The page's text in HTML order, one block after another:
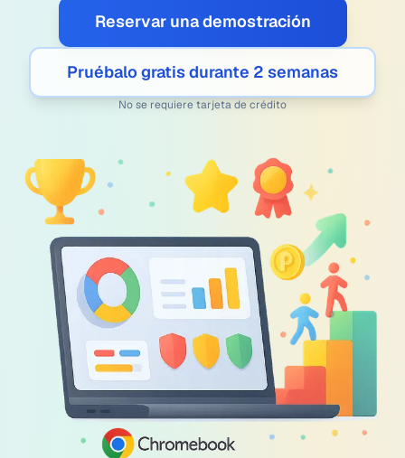
Reservar una demostración
Pruébalo gratis durante 2 semanas
No se requiere tarjeta de crédito